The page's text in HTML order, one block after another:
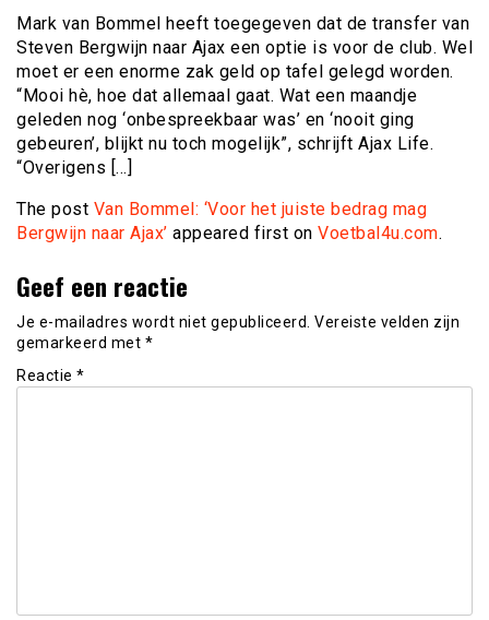
Mark van Bommel heeft toegegeven dat de transfer van
Steven Bergwijn naar Ajax een optie is voor de club. Wel
moet er een enorme zak geld op tafel gelegd worden.
“Mooi hè, hoe dat allemaal gaat. Wat een maandje
geleden nog ‘onbespreekbaar was’ en ‘nooit ging
gebeuren’, blijkt nu toch mogelijk”, schrijft Ajax Life.
“Overigens […]
The post Van Bommel: ‘Voor het juiste bedrag mag
Bergwijn naar Ajax’ appeared first on Voetbal4u.com.
Geef een reactie
Je e-mailadres wordt niet gepubliceerd. Vereiste velden zijn
gemarkeerd met *
Reactie *